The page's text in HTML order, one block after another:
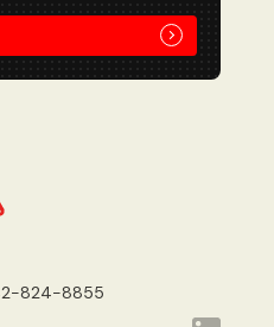
824-8855